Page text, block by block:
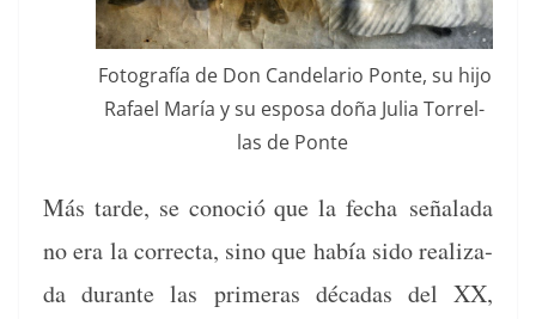
Fotografía de Don Can­de­lario Ponte, su hijo
Rafael María y su esposa doña Julia Tor­rel­
las de Ponte
Más tarde, se cono­ció que la fecha señal­a­da
no era la cor­rec­ta, sino que había sido real­iza­
da durante las primeras décadas del XX,